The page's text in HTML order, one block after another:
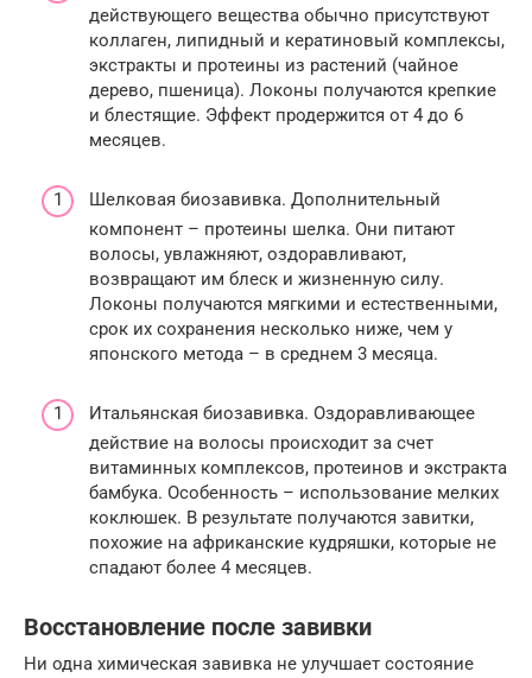
действующего вещества обычно присутствуют
коллаген, липидный и кератиновый комплексы,
экстракты и протеины из растений (чайное
дерево, пшеница). Локоны получаются крепкие
и блестящие. Эффект продержится от 4 до 6
месяцев.
Шелковая биозавивка. Дополнительный
компонент – протеины шелка. Они питают
волосы, увлажняют, оздоравливают,
возвращают им блеск и жизненную силу.
Локоны получаются мягкими и естественными,
срок их сохранения несколько ниже, чем у
японского метода – в среднем 3 месяца.
Итальянская биозавивка. Оздоравливающее
действие на волосы происходит за счет
витаминных комплексов, протеинов и экстракта
бамбука. Особенность – использование мелких
коклюшек. В результате получаются завитки,
похожие на африканские кудряшки, которые не
спадают более 4 месяцев.
Восстановление после завивки
Ни одна химическая завивка не улучшает состояние